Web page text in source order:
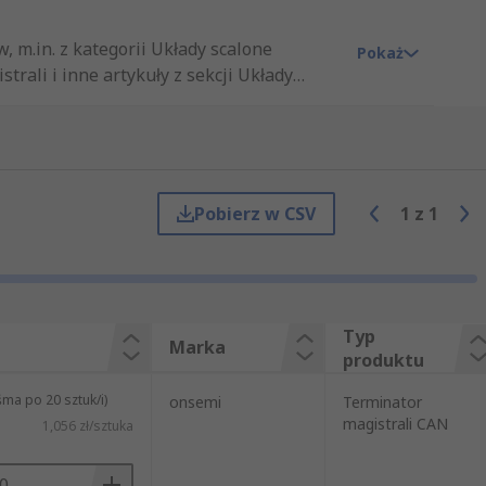
m.in. z kategorii Układy scalone
i inne artykuły z sekcji Układy
Układy scalone magistrali. RS
scalone magistrali według nazwy,
w dużych ilościach, czy tylko
które pomyślnie przeszły
Państwu najwyższej klasy
z grupy Electronics Components,
m.in. części z działów Półprzewodniki i
Pokaż
Pobierz w CSV 1 z 1
Marka
Typ
produktu
po 20 sztuk/i)
1,056 zł/sztuka
onsemi
Terminator
magistrali CAN